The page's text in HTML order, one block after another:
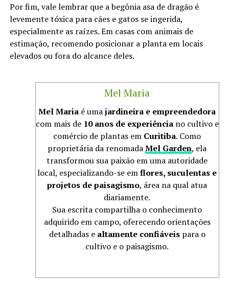
Por fim, vale lembrar que a begônia asa de dragão é
levemente tóxica para cães e gatos se ingerida,
especialmente as raízes. Em casas com animais de
estimação, recomendo posicionar a planta em locais
elevados ou fora do alcance deles.
Mel Maria
Mel Maria é umajardineira e empreendedora
com mais de 10 anos de experiênciano cultivo e
comércio de plantas em Curitiba. Como
proprietária da renomadaMel Garden, ela
transformou sua paixão em uma autoridade
local, especializando-se emflores, suculentas e
projetos de paisagismo, área na qual atua
diariamente.
Sua escrita compartilha o conhecimento
adquirido em campo, oferecendo orientações
detalhadas e altamente confiáveispara o
cultivo e o paisagismo.